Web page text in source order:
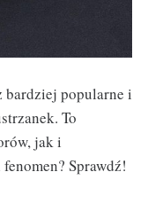
bardziej popularne i
To
jak i
Sprawdź!